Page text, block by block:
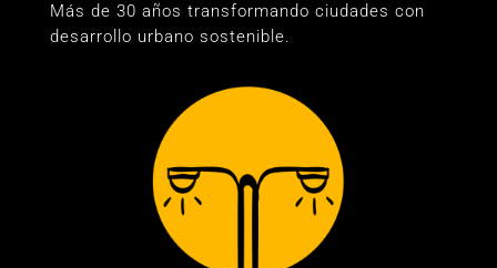
Más de 30 años transformando ciudades con
desarrollo urbano sostenible.